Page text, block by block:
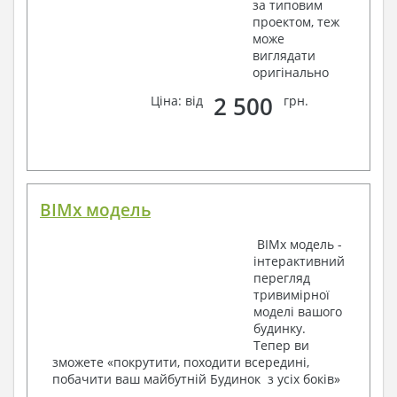
3. Інженерний розділ (купується додатково
Умовні позначення із загальними даними
Система опалення
Умовні позначення та загальні дані
План мереж освітлення, план силових мереж
Схема системи рівняння потенціалів
Схема повторного контуру заземлення
Специфікація матеріалів
за типовим
проектом, теж
може
виглядати
оригінально
Ціна: від
2 500 грн.
BIMx модель
BIMx модель -
інтерактивний
перегляд
тривимірної
моделі вашого
будинку.
Тепер ви
зможете «покрутити, походити всередині,
побачити ваш майбутній Будинок з усіх боків»